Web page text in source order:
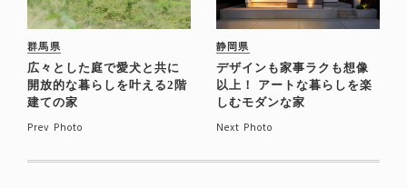
群馬県
広々とした庭で愛犬と共に
開放的な暮らしを叶える2階
建ての家
Prev Photo
静岡県
デザインも家事ラクも想像
以上！ アートな暮らしを楽
しむモダンな家
Next Photo